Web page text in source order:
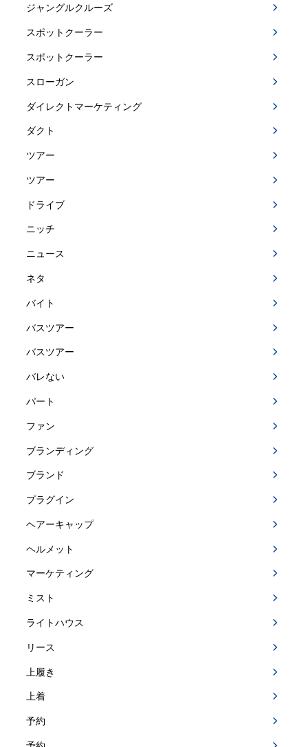
ジャングルクルーズ
スポットクーラー
スポットクーラー
スローガン
ダイレクトマーケティング
ダクト
ツアー
ツアー
ドライブ
ニッチ
ニュース
ネタ
バイト
バスツアー
バスツアー
バレない
パート
ファン
ブランディング
ブランド
プラグイン
ヘアーキャップ
ヘルメット
マーケティング
ミスト
ライトハウス
リース
上履き
上着
予約